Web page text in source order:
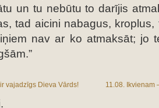
un tu nebūtu to darījis
tad aicini nabagus,
nav ar ko atmaksāt; jo
vajadzīgs Dieva Vārds! 11.08. Ikvienam